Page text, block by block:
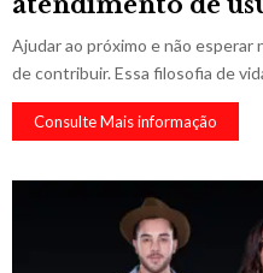
Ajudar ao próximo e não esperar
de contribuir. Essa filosofia de
Consulte Mais informação